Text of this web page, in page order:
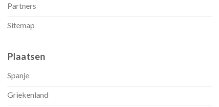
Partners
Sitemap
Plaatsen
Spanje
Griekenland